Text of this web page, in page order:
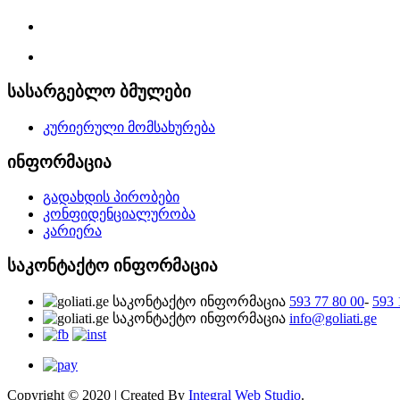
სასარგებლო ბმულები
კურიერული მომსახურება
ინფორმაცია
გადახდის პირობები
კონფიდენციალურობა
კარიერა
საკონტაქტო ინფორმაცია
593 77 80 00- 593
info@goliati.ge
Copyright © 2020 | Created By Integral Web Studio.